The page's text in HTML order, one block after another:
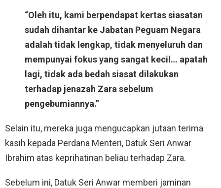
“Oleh itu, kami berpendapat kertas siasatan
sudah dihantar ke Jabatan Peguam Negara
adalah tidak lengkap, tidak menyeluruh dan
mempunyai fokus yang sangat kecil… apatah
lagi, tidak ada bedah siasat dilakukan
terhadap jenazah Zara sebelum
pengebumiannya.”
Selain itu, mereka juga mengucapkan jutaan terima
kasih kepada Perdana Menteri, Datuk Seri Anwar
Ibrahim atas keprihatinan beliau terhadap Zara.
Sebelum ini, Datuk Seri Anwar memberi jaminan